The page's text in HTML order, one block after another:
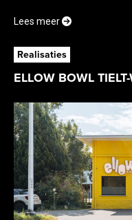
Lees meer
Realisaties
ELLOW BOWL